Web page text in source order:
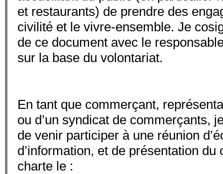
et restaurants) de prendre des
civilité et le vivre-ensemble. Je
de ce document avec le
sur la base du volontariat.
En tant que commerçant,
ou d’un syndicat de commerçants,
de venir participer à une réunion
d’information, et de présentation du
charte le :